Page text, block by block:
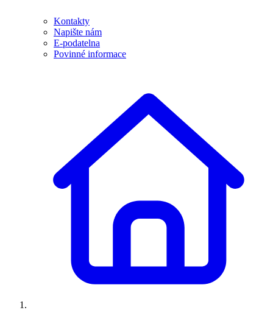
Kontakty
Napište nám
E-podatelna
Povinné informace